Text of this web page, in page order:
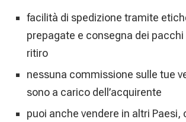
facilità di spedizione tramite
prepagate e consegna dei
ritiro
nessuna commissione sulle tue
sono a carico dell’acquirente
puoi anche vendere in altri Paesi,